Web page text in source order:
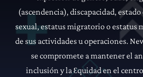
(ascendencia), discapacidad,
sexual, estatus migratorio o estatus
de sus actividades u operaciones.
se compromete a mantener el
inclusión y laƐquidad en el